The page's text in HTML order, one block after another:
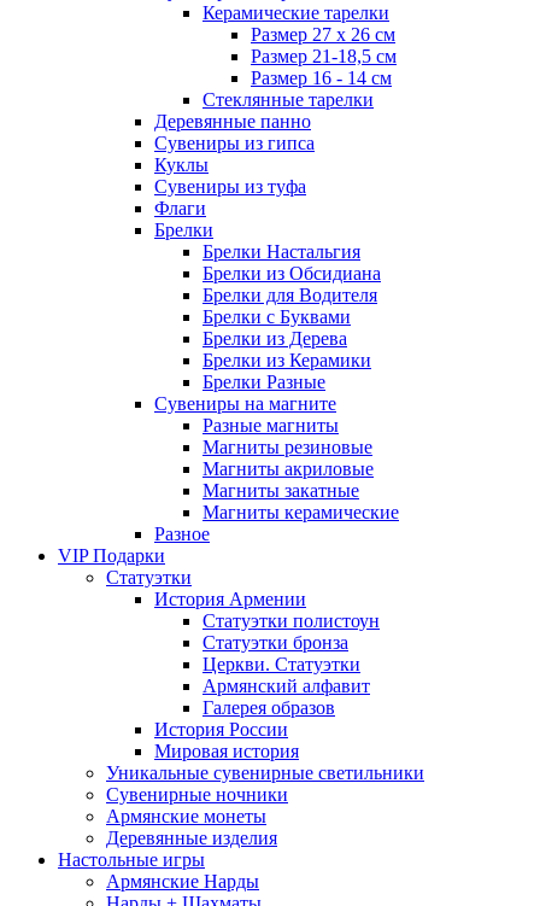
Керамические тарелки
Размер 27 х 26 см
Размер 21-18,5 см
Размер 16 - 14 см
Стеклянные тарелки
Деревянные панно
Сувениры из гипса
Куклы
Сувениры из туфа
Флаги
Брелки
Брелки Настальгия
Брелки из Обсидиана
Брелки для Водителя
Брелки с Буквами
Брелки из Дерева
Брелки из Керамики
Брелки Разные
Сувениры на магните
Разные магниты
Магниты резиновые
Магниты акриловые
Магниты закатные
Магниты керамические
Разное
VIP Подарки
Статуэтки
История Армении
Статуэтки полистоун
Статуэтки бронза
Церкви. Статуэтки
Армянский алфавит
Галерея образов
История России
Мировая история
Уникальные сувенирные светильники
Сувенирные ночники
Армянские монеты
Деревянные изделия
Настольные игры
Армянские Нарды